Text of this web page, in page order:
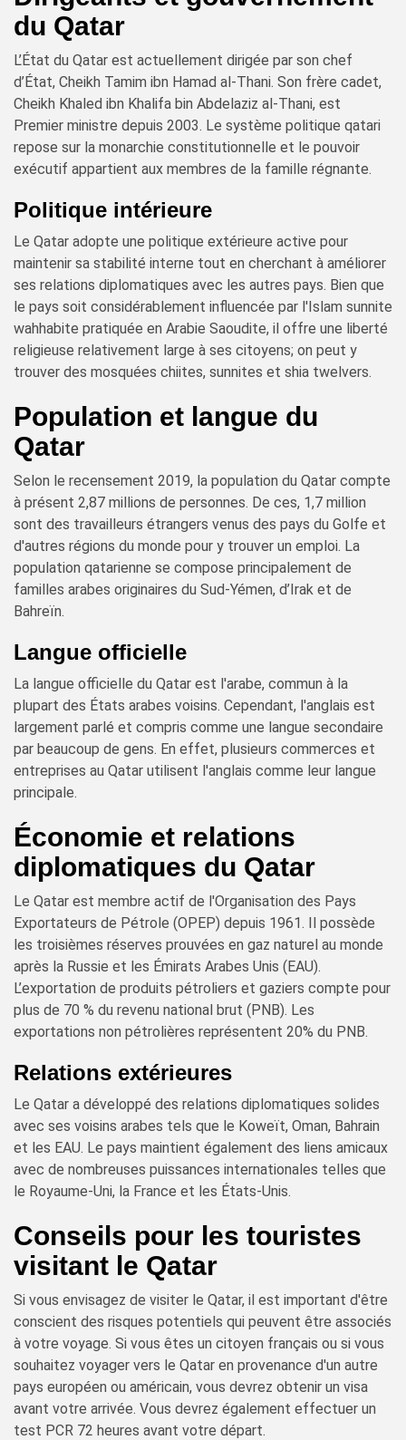
du Qatar
L’État du Qatar est actuellement dirigée par son chef
d’État, Cheikh Tamim ibn Hamad al-Thani. Son frère cadet,
Cheikh Khaled ibn Khalifa bin Abdelaziz al-Thani, est
Premier ministre depuis 2003. Le système politique qatari
repose sur la monarchie constitutionnelle et le pouvoir
exécutif appartient aux membres de la famille régnante.
Politique intérieure
Le Qatar adopte une politique extérieure active pour
maintenir sa stabilité interne tout en cherchant à améliorer
ses relations diplomatiques avec les autres pays. Bien que
le pays soit considérablement influencée par l'Islam sunnite
wahhabite pratiquée en Arabie Saoudite, il offre une liberté
religieuse relativement large à ses citoyens; on peut y
trouver des mosquées chiites, sunnites et shia twelvers.
Population et langue du
Qatar
Selon le recensement 2019, la population du Qatar compte
à présent 2,87 millions de personnes. De ces, 1,7 million
sont des travailleurs étrangers venus des pays du Golfe et
d'autres régions du monde pour y trouver un emploi. La
population qatarienne se compose principalement de
familles arabes originaires du Sud-Yémen, d’Irak et de
Bahreïn.
Langue officielle
La langue officielle du Qatar est l'arabe, commun à la
plupart des États arabes voisins. Cependant, l'anglais est
largement parlé et compris comme une langue secondaire
par beaucoup de gens. En effet, plusieurs commerces et
entreprises au Qatar utilisent l'anglais comme leur langue
principale.
Économie et relations
diplomatiques du Qatar
Le Qatar est membre actif de l'Organisation des Pays
Exportateurs de Pétrole (OPEP) depuis 1961. Il possède
les troisièmes réserves prouvées en gaz naturel au monde
après la Russie et les Émirats Arabes Unis (EAU).
L’exportation de produits pétroliers et gaziers compte pour
plus de 70 % du revenu national brut (PNB). Les
exportations non pétrolières représentent 20% du PNB.
Relations extérieures
Le Qatar a développé des relations diplomatiques solides
avec ses voisins arabes tels que le Koweït, Oman, Bahrain
et les EAU. Le pays maintient également des liens amicaux
avec de nombreuses puissances internationales telles que
le Royaume-Uni, la France et les États-Unis.
Conseils pour les touristes
visitant le Qatar
Si vous envisagez de visiter le Qatar, il est important d'être
conscient des risques potentiels qui peuvent être associés
à votre voyage. Si vous êtes un citoyen français ou si vous
souhaitez voyager vers le Qatar en provenance d'un autre
pays européen ou américain, vous devrez obtenir un visa
avant votre arrivée. Vous devrez également effectuer un
test PCR 72 heures avant votre départ.